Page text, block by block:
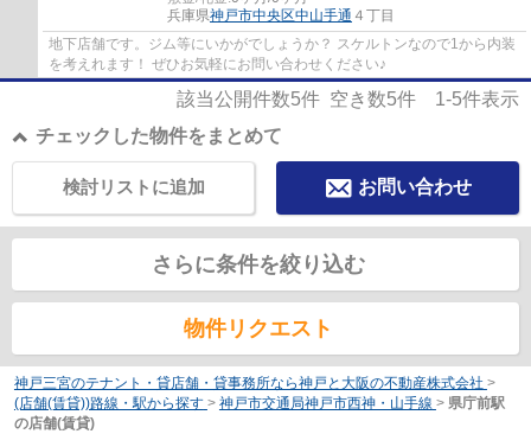
兵庫県神戸市中央区中山手通 ４丁目
地下店舗です。ジム等にいかがでしょうか？ スケルトンなので1から内装
を考えれます！ ぜひお気軽にお問い合わせください♪
該当公開件数5件 空き数5件 1-5件表示
チェックした物件をまとめて
お問い合わせ
検討リストに追加
さらに条件を絞り込む
物件リクエスト
神戸三宮のテナント・貸店舗・貸事務所なら神戸と大阪の不動産株式会社 >
(店舗(賃貸))路線・駅から探す > 神戸市交通局神戸市西神・山手線 > 県庁前駅
の店舗(賃貸)